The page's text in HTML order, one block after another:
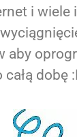
i
dobę